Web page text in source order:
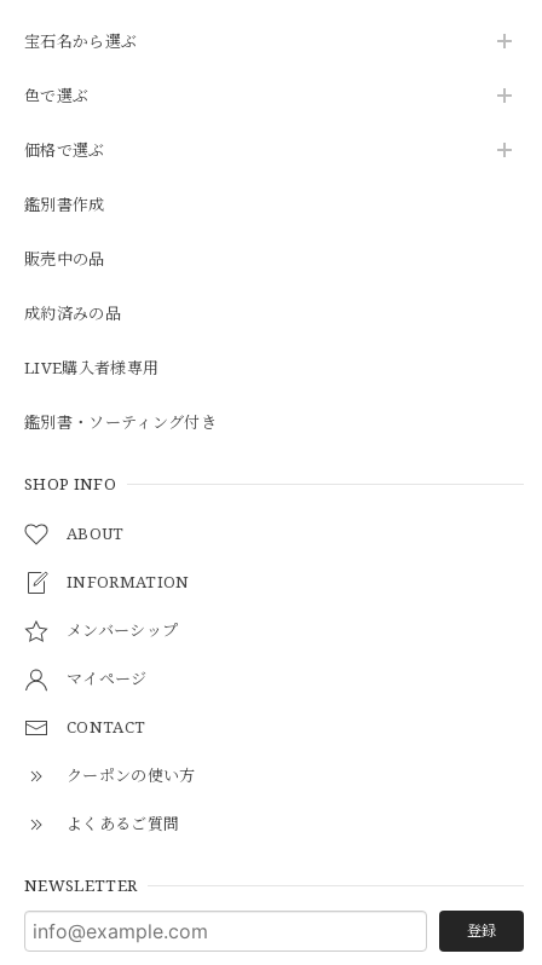
宝石名から選ぶ
色で選ぶ
価格で選ぶ
鑑別書作成
販売中の品
成約済みの品
LIVE購入者様専用
鑑別書・ソーティング付き
SHOP INFO
ABOUT
INFORMATION
メンバーシップ
マイページ
CONTACT
クーポンの使い方
よくあるご質問
NEWSLETTER
登録